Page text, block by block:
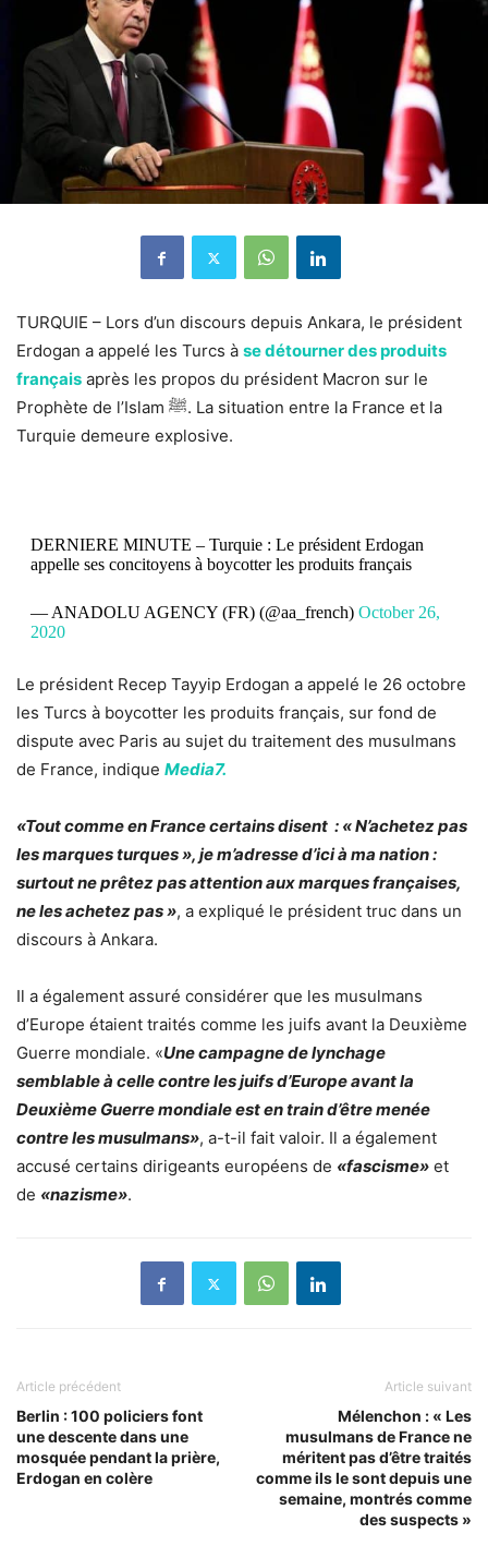
TURQUIE – Lors d’un discours depuis Ankara, le président
Erdogan a appelé les Turcs à se détourner des produits
français après les propos du président Macron sur le
Prophète de l’Islam ﷺ. La situation entre la France et la
Turquie demeure explosive.
DERNIERE MINUTE – Turquie : Le président Erdogan
appelle ses concitoyens à boycotter les produits français
— ANADOLU AGENCY (FR) (@aa_french) October 26,
2020
Le président Recep Tayyip Erdogan a appelé le 26 octobre
les Turcs à boycotter les produits français, sur fond de
dispute avec Paris au sujet du traitement des musulmans
de France, indique Media7.
«Tout comme en France certains disent : « N’achetez pas
les marques turques », je m’adresse d’ici à ma nation :
surtout ne prêtez pas attention aux marques françaises,
ne les achetez pas », a expliqué le président truc dans un
discours à Ankara.
Il a également assuré considérer que les musulmans
d’Europe étaient traités comme les juifs avant la Deuxième
Guerre mondiale. «Une campagne de lynchage
semblable à celle contre les juifs d’Europe avant la
Deuxième Guerre mondiale est en train d’être menée
contre les musulmans», a-t-il fait valoir. Il a également
accusé certains dirigeants européens de «fascisme» et
de «nazisme».
Article précédent
Berlin : 100 policiers font
une descente dans une
mosquée pendant la prière,
Erdogan en colère
Article suivant
Mélenchon : « Les
musulmans de France ne
méritent pas d’être traités
comme ils le sont depuis une
semaine, montrés comme
des suspects »